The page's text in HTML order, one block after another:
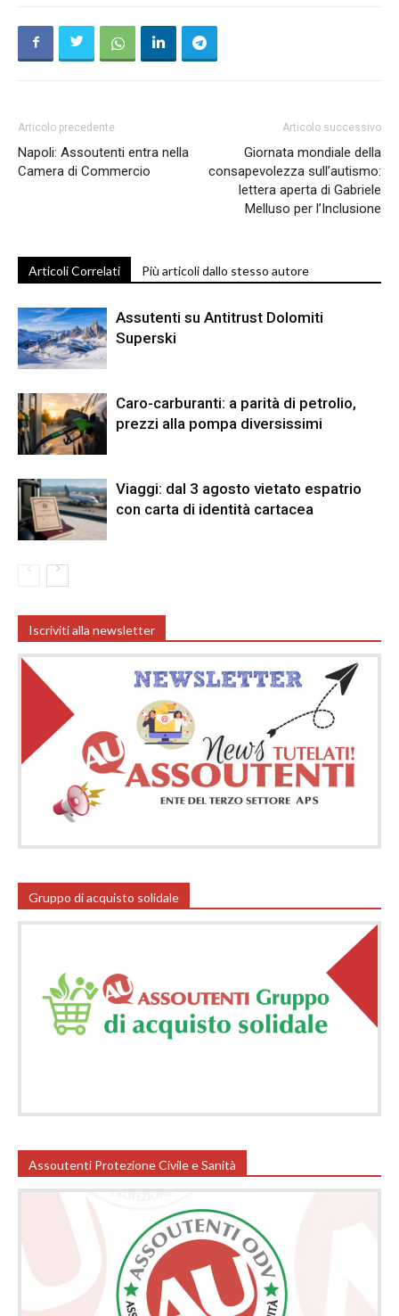
Articolo precedente
Napoli: Assoutenti entra nella
Camera di Commercio
Articolo successivo
Giornata mondiale della
consapevolezza sull’autismo:
lettera aperta di Gabriele
Melluso per l’Inclusione
Articoli Correlati Più articoli dallo stesso autore
Assutenti su Antitrust Dolomiti
Superski
Caro-carburanti: a parità di petrolio,
prezzi alla pompa diversissimi
Viaggi: dal 3 agosto vietato espatrio
con carta di identità cartacea
Iscriviti alla newsletter
Gruppo di acquisto solidale
Assoutenti Protezione Civile e Sanità